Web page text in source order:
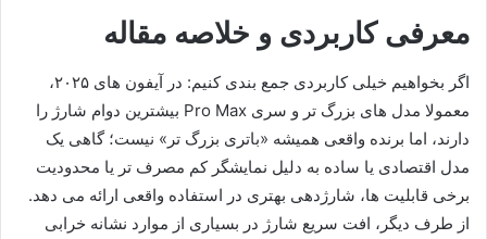
معرفی کاربردی و خلاصه مقاله
اگر بخواهیم خیلی کاربردی جمع بندی کنیم: در آیفون های ۲۰۲۵،
معمولا مدل های بزرگ تر و سری Pro Max بیشترین دوام شارژ را
دارند، اما برنده واقعی همیشه «باتری بزرگ تر» نیست؛ گاهی یک
مدل اقتصادی یا ساده به دلیل نمایشگر کم مصرف تر یا محدودیت
برخی قابلیت ها، شارژدهی بهتری در استفاده واقعی ارائه می دهد.
از طرف دیگر، افت سریع شارژ در بسیاری از موارد نشانه خرابی